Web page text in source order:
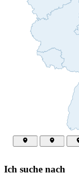
Ich suche nach